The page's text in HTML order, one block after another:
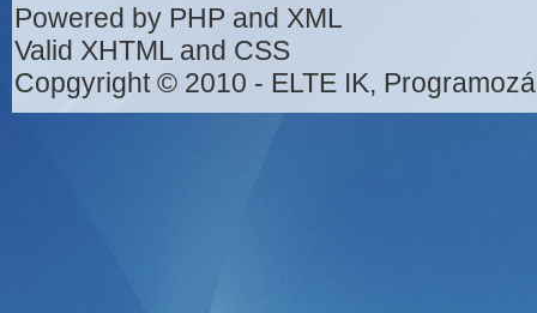
Powered by PHP and XML
Valid XHTML and CSS
Copgyright © 2010 - ELTE IK,